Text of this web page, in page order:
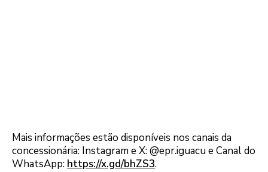
Mais informações estão disponíveis nos canais da
concessionária: Instagram e X: @epr.iguacu e Canal do
WhatsApp: https://x.gd/bhZS3.